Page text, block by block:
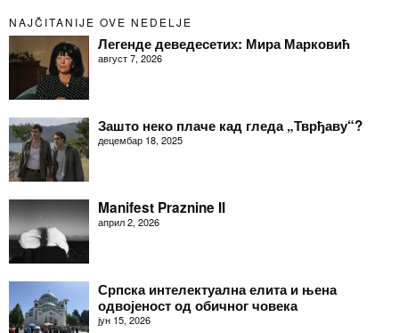
NAJČITANIJE OVE NEDELJE
Легенде деведесетих: Мира Марковић
август 7, 2026
Зашто неко плаче кад гледа „Тврђаву“?
децембар 18, 2025
Manifest Praznine II
април 2, 2026
Српска интелектуална елита и њена
одвојеност од обичног човека
јун 15, 2026